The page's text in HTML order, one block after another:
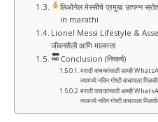
लिओनेल मेस्सीचे प्रमुख उत्पन्न
in marathi
Lionel Messi Lifestyle &
जीवनशैली आणि मालमत्ता
Conclusion (निष्कर्ष)
मराठी वाचकांसाठी आम्ही
त्यामध्ये नविन गोष्टी वाचायला
मराठी वाचकांसाठी आम्ही
त्यामध्ये नविन गोष्टी वाचायला